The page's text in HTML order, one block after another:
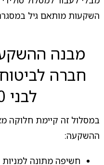
השקעות מותאם גיל
מבנה
חברה
לבני 50 - 60
במסלול זה קיימת חלוקה
ההשקעה:
חשיפה מתונה